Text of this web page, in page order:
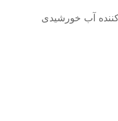
آب خورشیدی